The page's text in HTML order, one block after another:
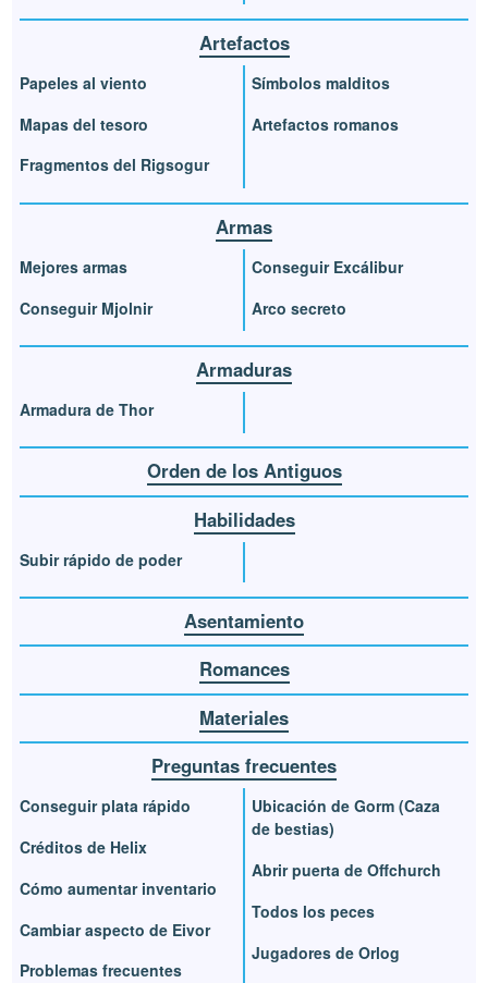
Artefactos
Papeles al viento
Mapas del tesoro
Fragmentos del Rigsogur
Símbolos malditos
Artefactos romanos
Armas
Mejores armas
Conseguir Mjolnir
Conseguir Excálibur
Arco secreto
Armaduras
Armadura de Thor
Orden de los Antiguos
Habilidades
Subir rápido de poder
Asentamiento
Romances
Materiales
Preguntas frecuentes
Conseguir plata rápido
Créditos de Helix
Cómo aumentar inventario
Cambiar aspecto de Eivor
Problemas frecuentes
Ubicación de Gorm (Caza
de bestias)
Abrir puerta de Offchurch
Todos los peces
Jugadores de Orlog